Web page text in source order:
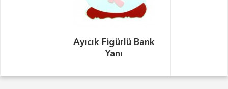
Ayıcık Figürlü Bank
Yanı